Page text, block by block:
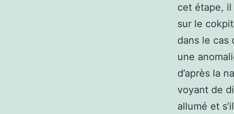
cet étape, il
sur le
dans le cas
une
d’après la
voyant de
allumé et